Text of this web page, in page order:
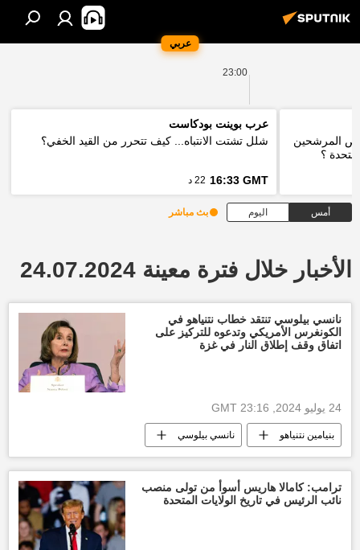
عربي
23:00
المرشحين
؟
عرب بوينت بودكاست
شلل تشتت الانتباه... كيف تتحرر من القيد الخفي؟
16:33 GMT 22 د
أمس اليوم بث مباشر
الأخبار خلال فترة معينة 24.07.2024
نانسي بيلوسي تنتقد خطاب نتنياهو في
الكونغرس الأمريكي وتدعوه للتركيز على
اتفاق وقف إطلاق النار في غزة
24 يوليو 2024, 23:16 GMT
بنيامين نتنياهو نانسي بيلوسي
الكونغرس الأمريكي العالم غزة
التصعيد العسكري بين غزة وإسرائيل
ترامب: كامالا هاريس أسوأ من تولى منصب
نائب الرئيس في تاريخ الولايات المتحدة